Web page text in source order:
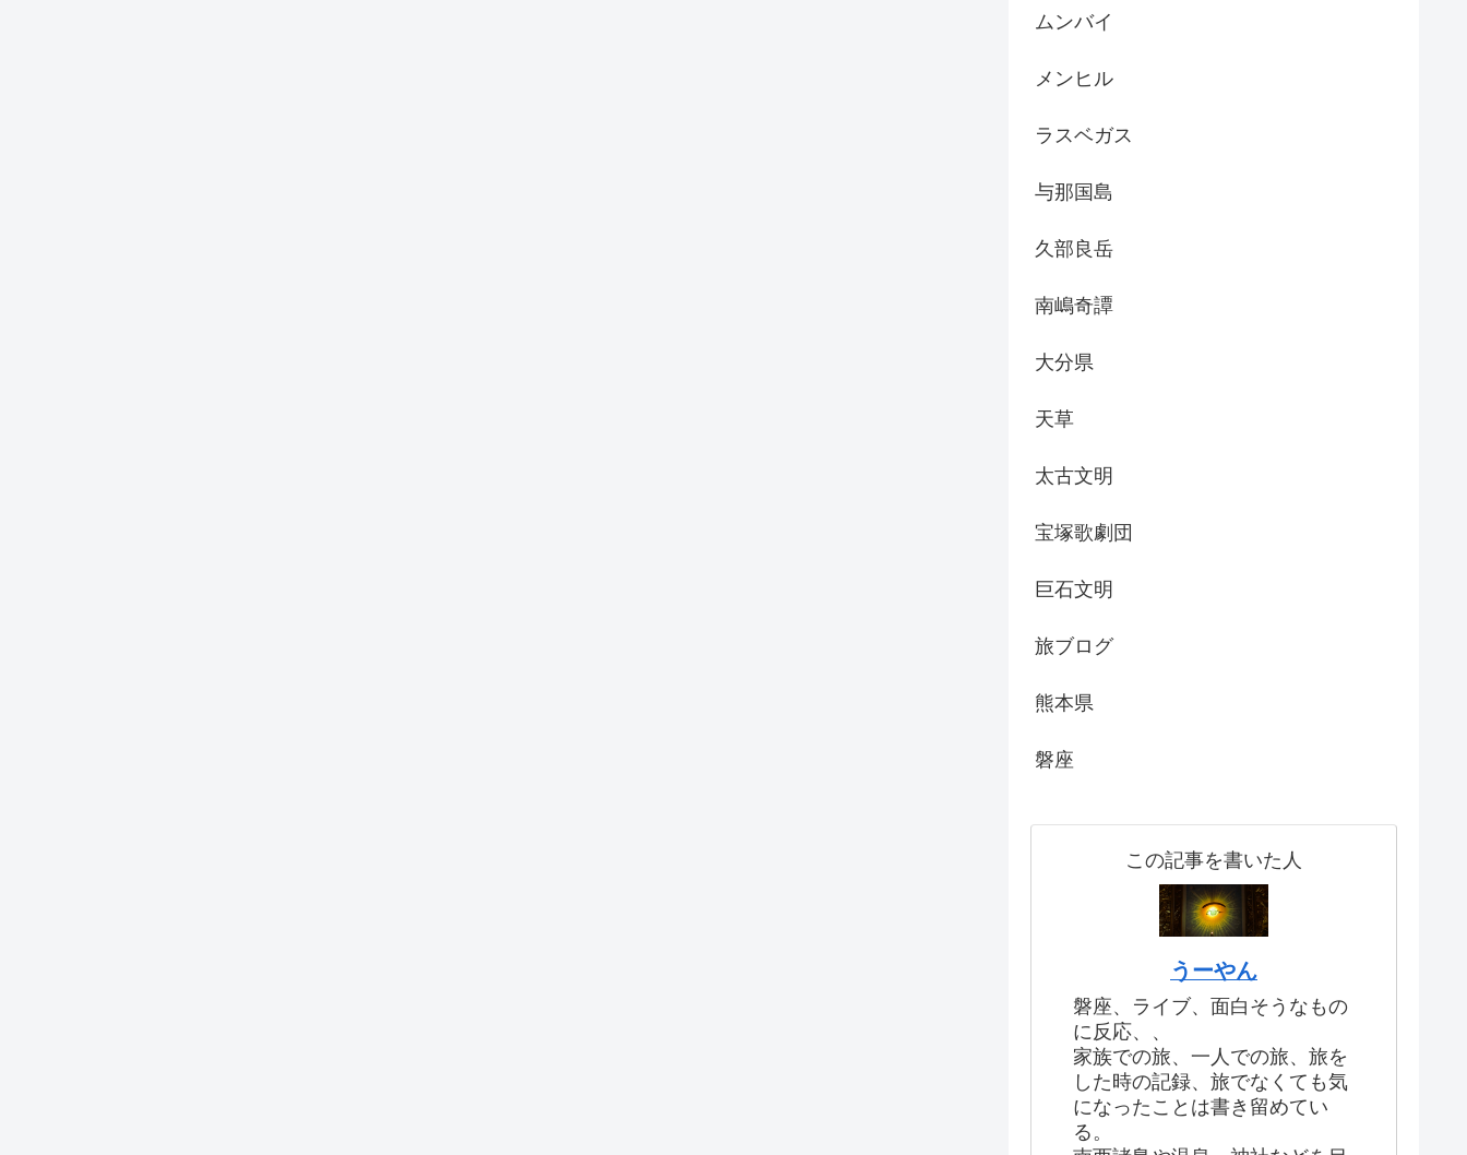
ムンバイ
メンヒル
ラスベガス
与那国島
久部良岳
南嶋奇譚
大分県
天草
太古文明
宝塚歌劇団
巨石文明
旅ブログ
熊本県
磐座
この記事を書いた人
うーやん
磐座、ライブ、面白そうなもの
に反応、、
家族での旅、一人での旅、旅を
した時の記録、旅でなくても気
になったことは書き留めてい
る。